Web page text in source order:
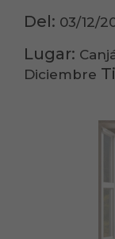
Del: 03/12/
Lugar:
Diciembre